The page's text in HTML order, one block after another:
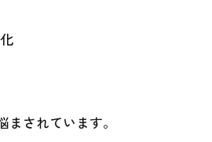
されています。